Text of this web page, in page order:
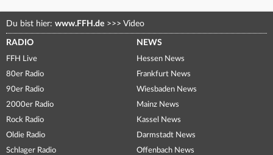
Du bist hier: www.FFH.de >>> Video
RADIO
FFH Live
80er Radio
90er Radio
2000er Radio
Rock Radio
Oldie Radio
Schlager Radio
NEWS
Hessen News
Frankfurt News
Wiesbaden News
Mainz News
Kassel News
Darmstadt News
Offenbach News